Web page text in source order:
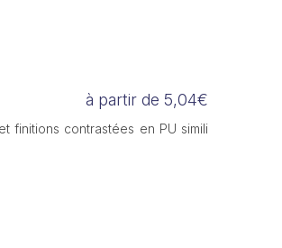
à partir de 5,04€
finitions contrastées en PU simili